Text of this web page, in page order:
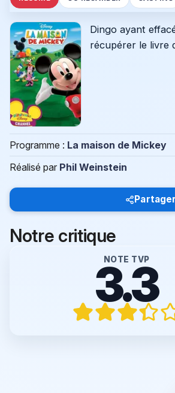
Dingo ayant
récupérer le livre
Programme : La maison de Mickey
Réalisé par Phil Weinstein
Partager
Notre critique
NOTE TVP
3.3